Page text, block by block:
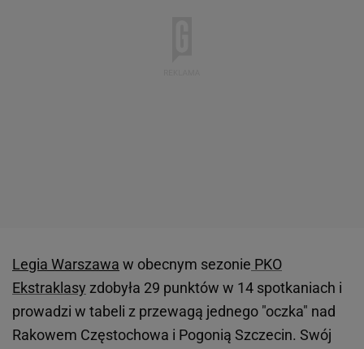
Legia Warszawa w obecnym sezonie PKO
Ekstraklasy zdobyła 29 punktów w 14 spotkaniach i
prowadzi w tabeli z przewagą jednego "oczka" nad
Rakowem Częstochowa i Pogonią Szczecin. Swój